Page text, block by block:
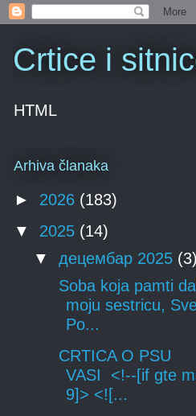
Crtice i
HTML
Arhiva članaka
► 2026 (183)
▼ 2025 (14)
▼ децембар 2025 (3)
Soba koja pamti
moju sestricu,
Po...
CRTICA O PSU
VASI <!--[if gte
9]> <![...